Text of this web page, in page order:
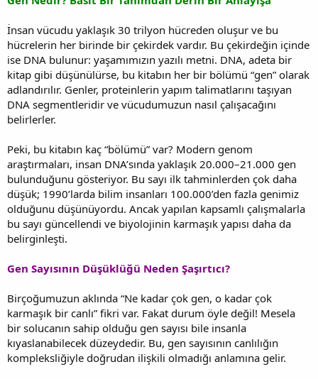
İnsan vücudu yaklaşık 30 trilyon hücreden oluşur ve bu
hücrelerin her birinde bir çekirdek vardır. Bu çekirdeğin içinde
ise DNA bulunur: yaşamımızın yazılı metni. DNA, adeta bir
kitap gibi düşünülürse, bu kitabın her bir bölümü “gen” olarak
adlandırılır. Genler, proteinlerin yapım talimatlarını taşıyan
DNA segmentleridir ve vücudumuzun nasıl çalışacağını
belirlerler.
Peki, bu kitabın kaç “bölümü” var? Modern genom
araştırmaları, insan DNA’sında yaklaşık 20.000–21.000 gen
bulunduğunu gösteriyor. Bu sayı ilk tahminlerden çok daha
düşük; 1990’larda bilim insanları 100.000’den fazla genimiz
olduğunu düşünüyordu. Ancak yapılan kapsamlı çalışmalarla
bu sayı güncellendi ve biyolojinin karmaşık yapısı daha da
belirginleşti.
Gen Sayısının Düşüklüğü Neden Şaşırtıcı?
Birçoğumuzun aklında “Ne kadar çok gen, o kadar çok
karmaşık bir canlı” fikri var. Fakat durum öyle değil! Mesela
bir solucanın sahip olduğu gen sayısı bile insanla
kıyaslanabilecek düzeydedir. Bu, gen sayısının canlılığın
kompleksliğiyle doğrudan ilişkili olmadığı anlamına gelir.